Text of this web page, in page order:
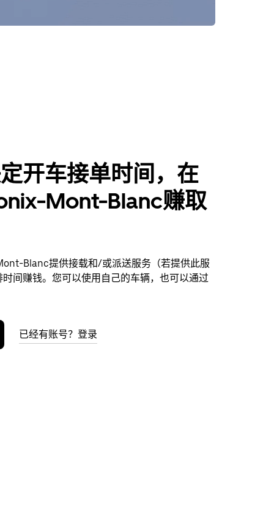
开车接单时间，在
Mont-Blanc赚取
Blanc提供接载和/或派送服务（若提供此服
时间赚钱。您可以使用自己的车辆，也可以通过
已经有账号？登录